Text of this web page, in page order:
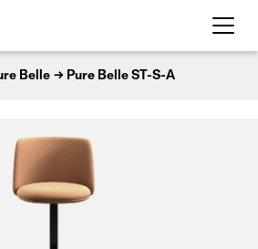
Belle Pure Belle ST-S-A